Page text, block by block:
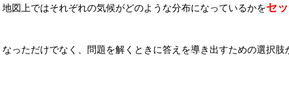
図上ではそれぞれの気候がどのような分布になっているかをセ
っただけでなく、問題を解くときに答えを導き出すための選択肢